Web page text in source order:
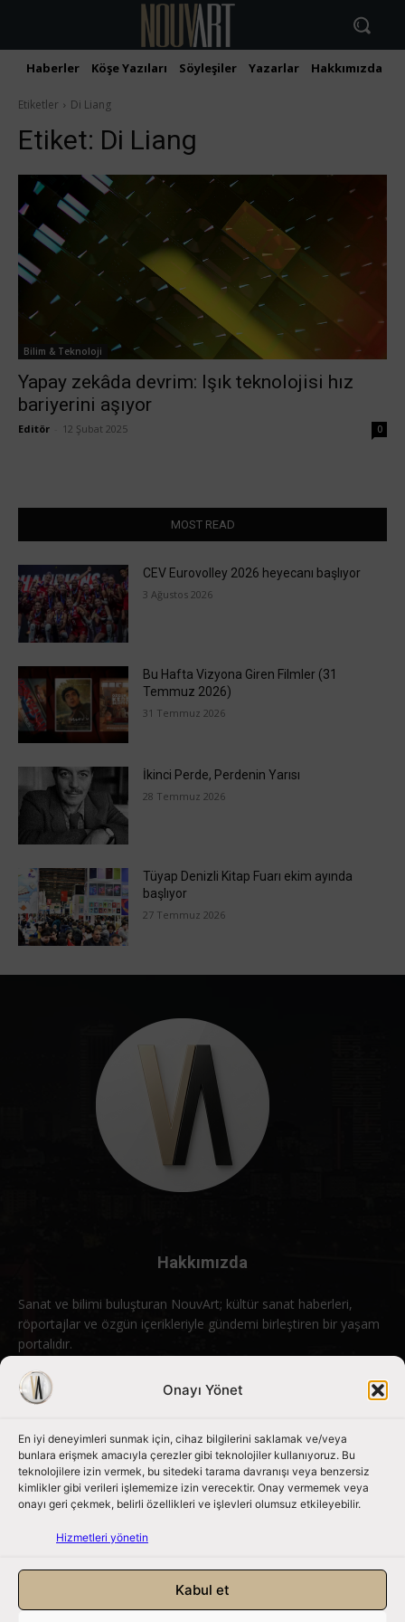
Onayı Yönet
En iyi deneyimleri sunmak için, cihaz bilgilerini saklamak ve/veya
bunlara erişmek amacıyla çerezler gibi teknolojiler kullanıyoruz. Bu
teknolojilere izin vermek, bu sitedeki tarama davranışı veya benzersiz
kimlikler gibi verileri işlememize izin verecektir. Onay vermemek veya
onayı geri çekmek, belirli özellikleri ve işlevleri olumsuz etkileyebilir.
Hizmetleri yönetin
Kabul et
Haberler Köşe Yazıları Söyleşiler Yazarlar Hakkımızda
Etiketler Di Liang
Etiket: Di Liang
Bilim & Teknoloji
Yapay zekâda devrim: Işık teknolojisi hız
bariyerini aşıyor
Editör 12 Şubat 2025 0
MOST READ
CEV Eurovolley 2026 heyecanı başlıyor
3 Ağustos 2026
Bu Hafta Vizyona Giren Filmler (31
Temmuz 2026)
31 Temmuz 2026
İkinci Perde, Perdenin Yarısı
28 Temmuz 2026
Tüyap Denizli Kitap Fuarı ekim ayında
başlıyor
27 Temmuz 2026
Hakkımızda
Sanat ve bilimi buluşturan NouvArt; kültür sanat haberleri,
röportajlar ve özgün içerikleriyle gündemi birleştiren bir yaşam
portalıdır.
Bizimle iletişime geçin: info@nouvart.net
Bizi Takip Edin